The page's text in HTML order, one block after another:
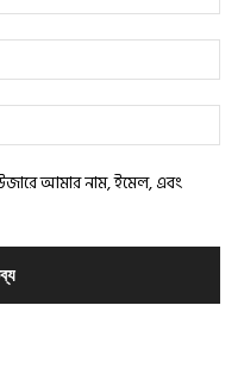
আমার নাম, ইমেল, এবং